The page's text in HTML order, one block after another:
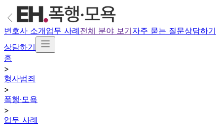
변호사 소개업무 사례전체 분야 보기자주 묻는 질문상담하기
상담하기
홈
>
형사범죄
>
폭행·모욕
>
업무 사례